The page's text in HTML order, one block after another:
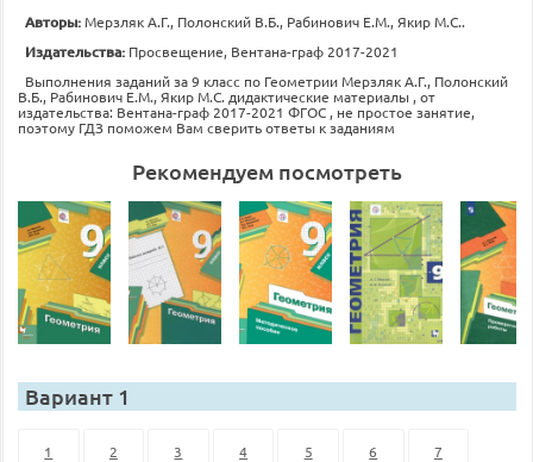
Авторы:Мерзляк А.Г., Полонский В.Б., Рабинович Е.М., Якир М.С..
Издательства: Просвещение, Вентана-граф 2017-2021
Выполнения заданий за 9 класс по Геометрии Мерзляк А.Г., Полонский
В.Б., Рабинович Е.М., Якир М.С. дидактические материалы , от
издательства: Вентана-граф 2017-2021 ФГОС , не простое занятие,
поэтому ГДЗ поможем Вам сверить ответы к заданиям
Рекомендуем посмотреть
Вариант 1
1 2 3 4 5 6 7